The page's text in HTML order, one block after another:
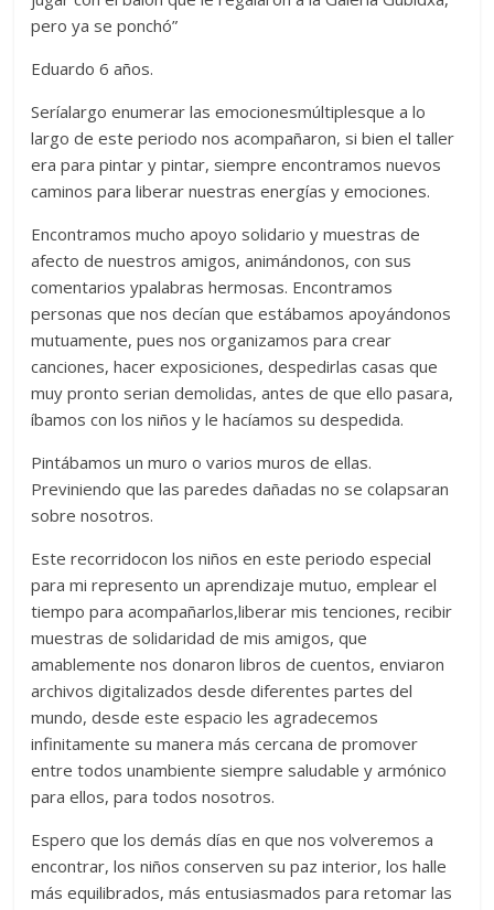
pero ya se ponchó”
Eduardo 6 años.
Seríalargo enumerar las emocionesmúltiplesque a lo
largo de este periodo nos acompañaron, si bien el taller
era para pintar y pintar, siempre encontramos nuevos
caminos para liberar nuestras energías y emociones.
Encontramos mucho apoyo solidario y muestras de
afecto de nuestros amigos, animándonos, con sus
comentarios ypalabras hermosas. Encontramos
personas que nos decían que estábamos apoyándonos
mutuamente, pues nos organizamos para crear
canciones, hacer exposiciones, despedirlas casas que
muy pronto serian demolidas, antes de que ello pasara,
íbamos con los niños y le hacíamos su despedida.
Pintábamos un muro o varios muros de ellas.
Previniendo que las paredes dañadas no se colapsaran
sobre nosotros.
Este recorridocon los niños en este periodo especial
para mi represento un aprendizaje mutuo, emplear el
tiempo para acompañarlos,liberar mis tenciones, recibir
muestras de solidaridad de mis amigos, que
amablemente nos donaron libros de cuentos, enviaron
archivos digitalizados desde diferentes partes del
mundo, desde este espacio les agradecemos
infinitamente su manera más cercana de promover
entre todos unambiente siempre saludable y armónico
para ellos, para todos nosotros.
Espero que los demás días en que nos volveremos a
encontrar, los niños conserven su paz interior, los halle
más equilibrados, más entusiasmados para retomar las